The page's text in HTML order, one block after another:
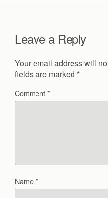
Leave a Reply
Your email address will
fields are marked *
Comment*
Name*